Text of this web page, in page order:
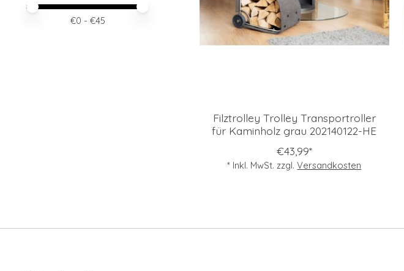
Preis – Mindestwert
Price maximum value
€0 - €45
Filztrolley Trolley Transportroller
für Kaminholz grau 202140122-HE
€43,99*
* Inkl. MwSt. zzgl.Versandkosten